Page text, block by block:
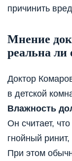
причинить
Мнение
реальна ли
Доктор
в детской
Влажность
Он считает,
гнойный
При этом